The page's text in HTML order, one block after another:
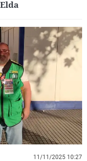
11/11/2025 10:27